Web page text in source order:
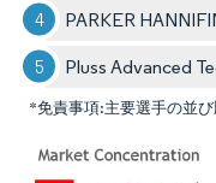
PARKER
Pluss Advanced
*免責事項:主要選手の並び